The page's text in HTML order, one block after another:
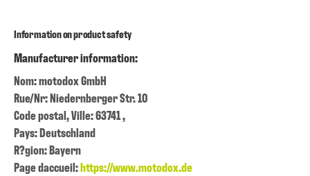
Information on product safety
Manufacturer information:
Nom: motodox GmbH
Rue/Nr: Niedernberger Str. 10
Code postal, Ville: 63741 ,
Pays: Deutschland
R?gion: Bayern
Page daccueil:https://www.motodox.de